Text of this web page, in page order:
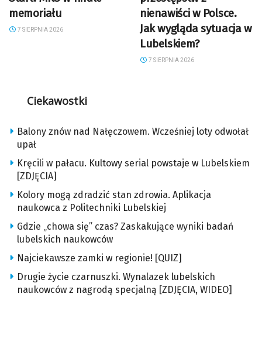
memoriału
7 SIERPNIA 2026
nienawiści w Polsce.
Jak wygląda sytuacja w
Lubelskiem?
7 SIERPNIA 2026
Ciekawostki
Balony znów nad Nałęczowem. Wcześniej loty odwołał
upał
Kręcili w pałacu. Kultowy serial powstaje w Lubelskiem
[ZDJĘCIA]
Kolory mogą zdradzić stan zdrowia. Aplikacja
naukowca z Politechniki Lubelskiej
Gdzie „chowa się” czas? Zaskakujące wyniki badań
lubelskich naukowców
Najciekawsze zamki w regionie! [QUIZ]
Drugie życie czarnuszki. Wynalazek lubelskich
naukowców z nagrodą specjalną [ZDJĘCIA, WIDEO]